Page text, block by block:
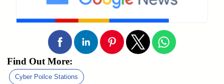
Find Out More:
Cyber Poilce Stations